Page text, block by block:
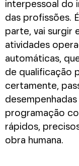
interpessoal do
das profissões.
parte, vai surgir
atividades
automáticas,
de qualificação
certamente,
programação
rápidos,
obra humana.